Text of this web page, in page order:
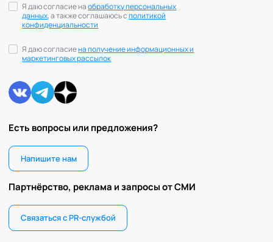
Есть вопросы или предложения?
Напишите нам
Партнёрство, реклама и запросы от СМИ
Связаться с PR-службой
Я даю согласие наобработку персональных
данных, а также соглашаюсь сполитикой
конфиденциальности
Я даю согласиена получение информационных и
маркетинговых рассылок